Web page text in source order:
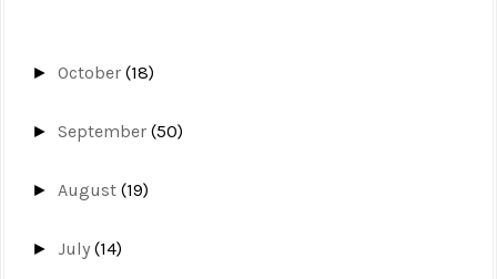
►October(18)
►September(50)
► August(19)
►July(14)